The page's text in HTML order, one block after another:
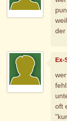
der
Ex-
oft